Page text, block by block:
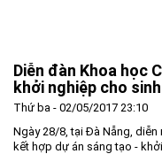
Lịch sử hình thành
Tầm nhìn - Sứ mệnh
Lãnh đạo Ban Quản lý
Tin tức - sự kiện
Ban Quản lý Khu
Chính sách mới
Quy hoạch
Quy hoạch tổng thể
Ưu thế
Diễn đàn Khoa học
khởi nghiệp cho
Thứ ba - 02/05/2017 23:10
Ngày 28/8, tại Đà Nẵng, diễn
kết hợp dự án sáng tạo -